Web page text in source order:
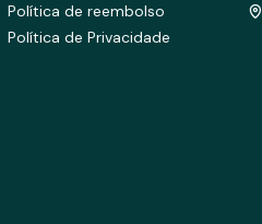
Política de reembolso
Política de Privacidade